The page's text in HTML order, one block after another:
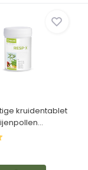
kruidentablet